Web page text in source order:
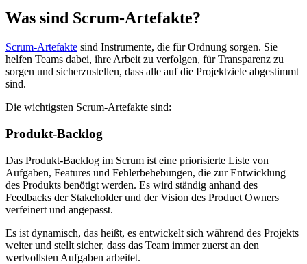
Was sind Scrum-Artefakte?
Scrum-Artefakte sind Instrumente, die für Ordnung sorgen. Sie
helfen Teams dabei, ihre Arbeit zu verfolgen, für Transparenz zu
sorgen und sicherzustellen, dass alle auf die Projektziele abgestimmt
sind.
Die wichtigsten Scrum‑Artefakte sind:
Produkt-Backlog
Das Produkt-Backlog im Scrum ist eine priorisierte Liste von
Aufgaben, Features und Fehlerbehebungen, die zur Entwicklung
des Produkts benötigt werden. Es wird ständig anhand des
Feedbacks der Stakeholder und der Vision des Product Owners
verfeinert und angepasst.
Es ist dynamisch, das heißt, es entwickelt sich während des Projekts
weiter und stellt sicher, dass das Team immer zuerst an den
wertvollsten Aufgaben arbeitet.